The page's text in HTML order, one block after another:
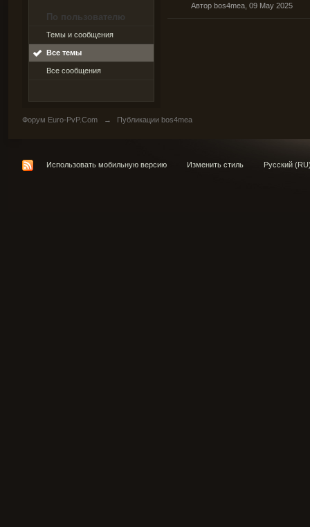
По пользователю
Темы и сообщения
Все темы
Все сообщения
Автор bos4mea , 09 May 2025
Форум Euro-PvP.Com → Публикации bos4mea
Использовать мобильную версию Изменить стиль Русский